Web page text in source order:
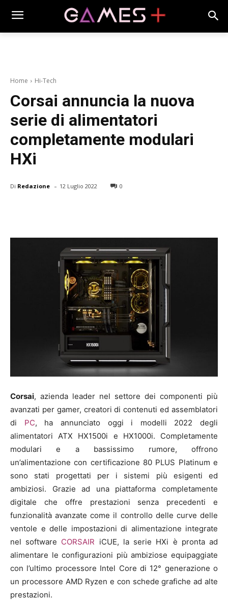
Home Hi-Tech
Corsai annuncia la nuova
serie di alimentatori
completamente modulari
HXi
Di Redazione - 12 Luglio 2022 0
Corsai, azienda leader nel settore dei componenti più
avanzati per gamer, creatori di contenuti ed assemblatori
di PC, ha annunciato oggi i modelli 2022 degli
alimentatori ATX HX1500i e HX1000i. Completamente
modulari e a bassissimo rumore, offrono
un’alimentazione con certificazione 80 PLUS Platinum e
sono stati progettati per i sistemi più esigenti ed
ambiziosi. Grazie ad una piattaforma completamente
digitale che offre prestazioni senza precedenti e
funzionalità avanzate come il controllo delle curve delle
ventole e delle impostazioni di alimentazione integrate
nel software CORSAIR iCUE, la serie HXi è pronta ad
alimentare le configurazioni più ambiziose equipaggiate
con l’ultimo processore Intel Core di 12° generazione o
un processore AMD Ryzen e con schede grafiche ad alte
prestazioni.